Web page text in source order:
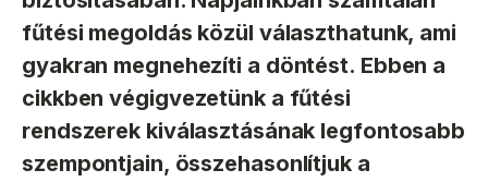
fűtési megoldás közül választhatunk, ami
gyakran megnehezíti a döntést. Ebben a
cikkben végigvezetünk a fűtési
rendszerek kiválasztásának legfontosabb
szempontjain, összehasonlítjuk a